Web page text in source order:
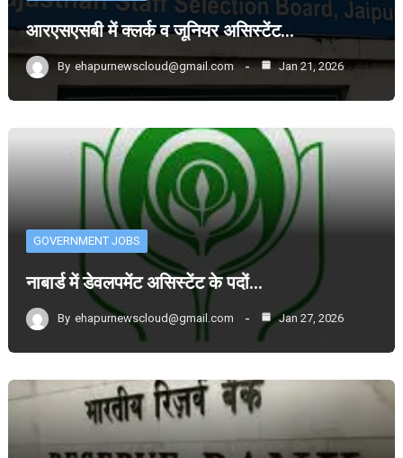
आरएसएसबी में क्लर्क व जूनियर असिस्टेंट…
By ehapurnewscloud@gmail.com Jan 21, 2026
GOVERNMENT JOBS
नाबार्ड में डेवलपमेंट असिस्टेंट के पदों…
By ehapurnewscloud@gmail.com Jan 27, 2026